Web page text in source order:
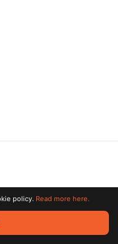
reserved. All trademarks
policy. Read more here.